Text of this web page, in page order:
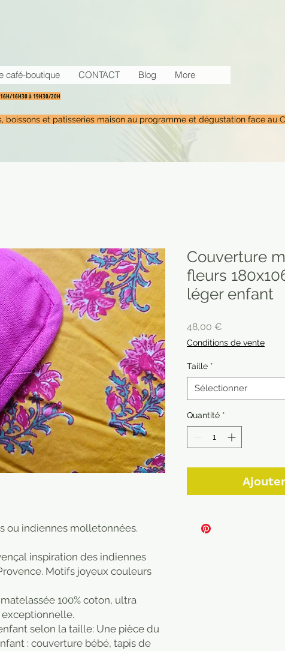
café-boutique CONTACT Blog More
16H/16H30 à 19H30/20H
boissons et patisseries maison au programme et dégustation face au
ou indiennes molletonnées.
inspiration des indiennes
Motifs joyeux couleurs
100% coton, ultra
selon la taille: Une pièce du
: couverture bébé, tapis de
Couverture
fleurs
léger enfant
48,00 €
Conditions de vente
Taille *
Sélectionner
Quantité *